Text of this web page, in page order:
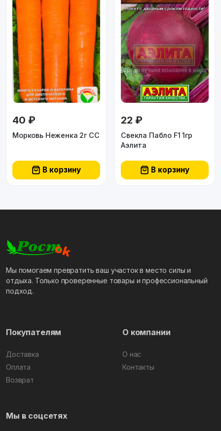
40 ₽
Морковь Неженка 2г СС
В корзину
22 ₽
Свекла Пабло F1 1гр
Аэлита
В корзину
Мы помогаем превратить ваш участок в место силы и
отдыха. Только проверенные товары и профессиональный
подход.
Покупателям
Доставка
Оплата
Возврат
О компании
О нас
Контакты
Мы в соцсетях